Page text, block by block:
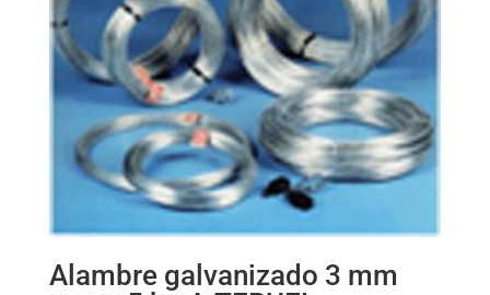
Alambre galvanizado 3 mm